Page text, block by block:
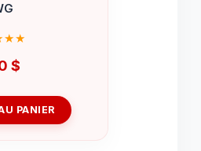
$
PANIER